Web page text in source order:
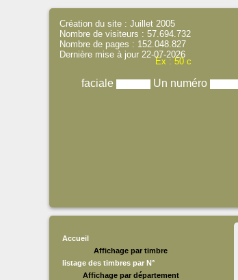
Ex : 50 c
faciale Un numéro
Création du site : Juillet 2005
Nombre de visiteurs : 57.694.732
Nombre de pages : 152.048.827
Dernière mise à jour 22-07-2026
Accueil
Affichage par timbre
listage des timbres par N°
Affichage par département